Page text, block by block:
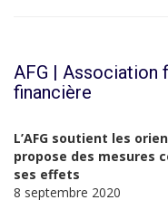
AFG | Association
financière
L’AFG soutient les
propose des mesures
ses effets
8 septembre 2020